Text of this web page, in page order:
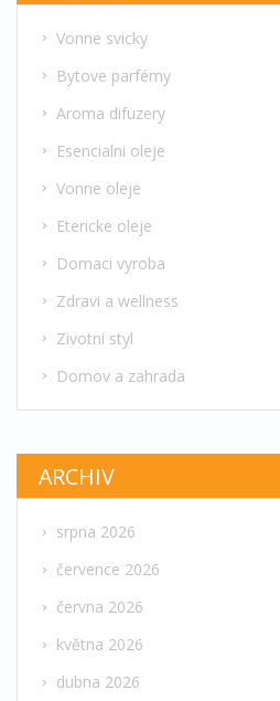
Vonne svicky
Bytove parfémy
Aroma difuzery
Esencialni oleje
Vonne oleje
Etericke oleje
Domaci vyroba
Zdravi a wellness
Zivotni styl
Domov a zahrada
ARCHIV
srpna 2026
července 2026
června 2026
května 2026
dubna 2026